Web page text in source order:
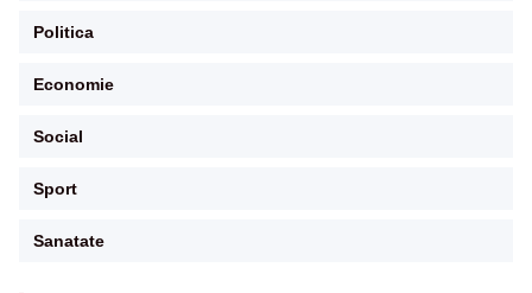
Politica
Economie
Social
Sport
Sanatate